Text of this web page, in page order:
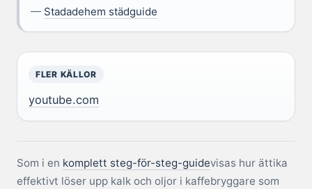
— Stadadehem städguide
FLER KÄLLOR
youtube.com
Som i en komplett steg-för-steg-guidevisas hur ättika
effektivt löser upp kalk och oljor i kaffebryggare som